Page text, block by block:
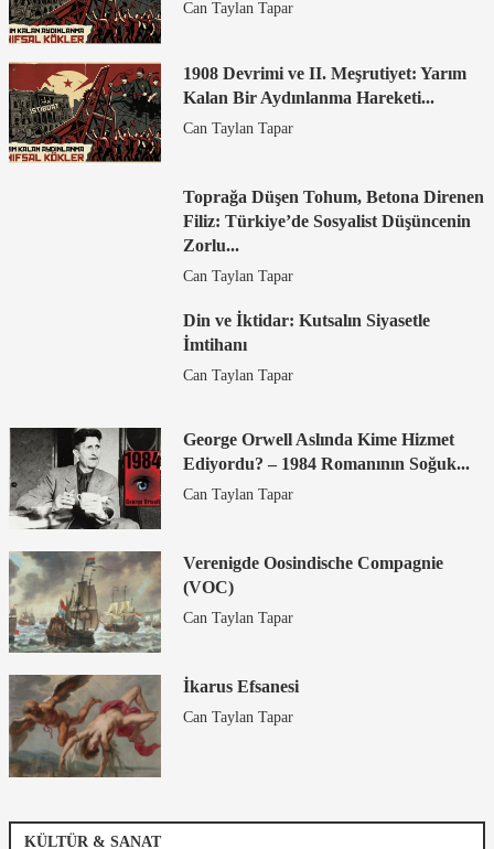
Can Taylan Tapar
1908 Devrimi ve II. Meşrutiyet: Yarım
Kalan Bir Aydınlanma Hareketi...
Can Taylan Tapar
Toprağa Düşen Tohum, Betona Direnen
Filiz: Türkiye’de Sosyalist Düşüncenin
Zorlu...
Can Taylan Tapar
Din ve İktidar: Kutsalın Siyasetle
İmtihanı
Can Taylan Tapar
George Orwell Aslında Kime Hizmet
Ediyordu? – 1984 Romanının Soğuk...
Can Taylan Tapar
Verenigde Oosindische Compagnie
(VOC)
Can Taylan Tapar
İkarus Efsanesi
Can Taylan Tapar
KÜLTÜR & SANAT